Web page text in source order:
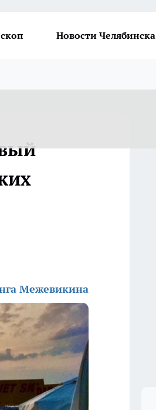
Новости Челябинска
Межевикина